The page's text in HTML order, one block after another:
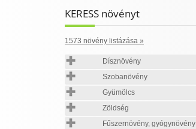
KERESS növényt
1573 növény listázása »
Dísznövény
Szobanövény
Gyümölcs
Zöldség
Fűszernövény, gyógynövény